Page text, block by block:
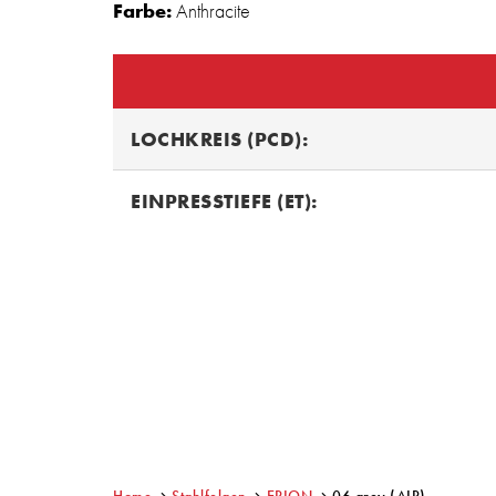
Farbe:Anthracite
LOCHKREIS (PCD):
EINPRESSTIEFE (ET):